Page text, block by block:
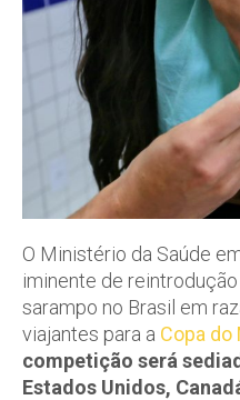
O Ministério da Saúde
iminente de
sarampo no Brasil em
viajantes para a Copa do
competição será
Estados Unidos,